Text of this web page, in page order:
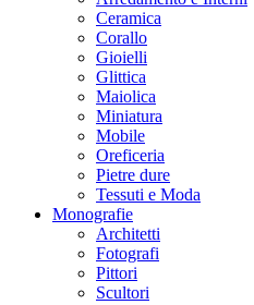
Ceramica
Corallo
Gioielli
Glittica
Maiolica
Miniatura
Mobile
Oreficeria
Pietre dure
Tessuti e Moda
Monografie
Architetti
Fotografi
Pittori
Scultori